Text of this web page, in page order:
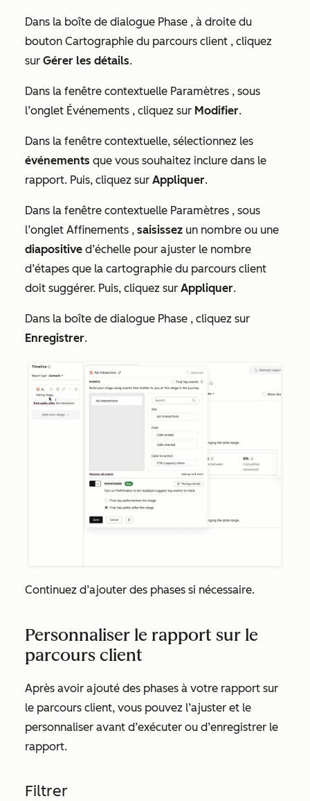
Dans la boîte de dialogue Phase , à droite du
bouton Cartographie du parcours client , cliquez
sur Gérer les détails.
Dans la fenêtre contextuelle Paramètres , sous
l’onglet Événements , cliquez sur Modifier.
Dans la fenêtre contextuelle, sélectionnez les
événements que vous souhaitez inclure dans le
rapport. Puis, cliquez sur Appliquer.
Dans la fenêtre contextuelle Paramètres , sous
l’onglet Affinements , saisissez un nombre ou une
diapositive d’échelle pour ajuster le nombre
d’étapes que la cartographie du parcours client
doit suggérer. Puis, cliquez sur Appliquer.
Dans la boîte de dialogue Phase , cliquez sur
Enregistrer.
Continuez d’ajouter des phases si nécessaire.
Personnaliser le rapport sur le
parcours client
Après avoir ajouté des phases à votre rapport sur
le parcours client, vous pouvez l’ajuster et le
personnaliser avant d’exécuter ou d’enregistrer le
rapport.
Filtrer